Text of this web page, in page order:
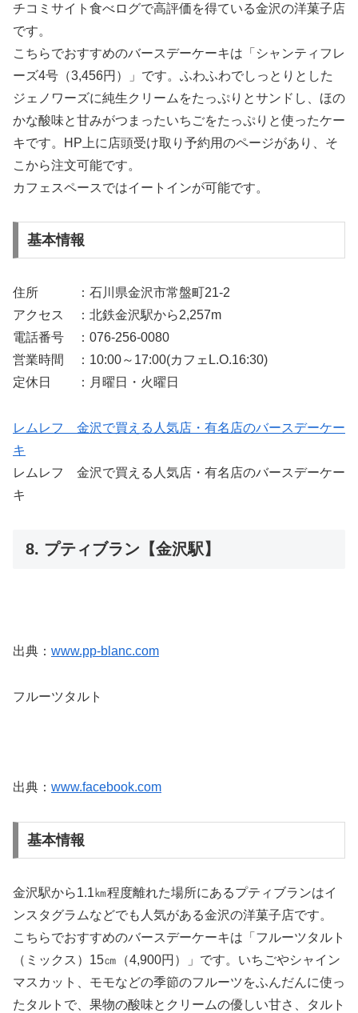
チコミサイト食べログで高評価を得ている金沢の洋菓子店
です。
こちらでおすすめのバースデーケーキは「シャンティフレ
ーズ4号（3,456円）」です。ふわふわでしっとりとした
ジェノワーズに純生クリームをたっぷりとサンドし、ほの
かな酸味と甘みがつまったいちごをたっぷりと使ったケー
キです。HP上に店頭受け取り予約用のページがあり、そ
こから注文可能です。
カフェスペースではイートインが可能です。
基本情報
住所 ：石川県金沢市常盤町21-2
アクセス ：北鉄金沢駅から2,257m
電話番号 ：076-256-0080
営業時間 ：10:00～17:00(カフェL.O.16:30)
定休日 ：月曜日・火曜日
レムレフ 金沢で買える人気店・有名店のバースデーケー
キ
レムレフ 金沢で買える人気店・有名店のバースデーケー
キ
8. プティブラン【金沢駅】
出典： www.pp-blanc.com
フルーツタルト
出典： www.facebook.com
基本情報
金沢駅から1.1㎞程度離れた場所にあるプティブランはイ
ンスタグラムなどでも人気がある金沢の洋菓子店です。
こちらでおすすめのバースデーケーキは「フルーツタルト
（ミックス）15㎝（4,900円）」です。いちごやシャイン
マスカット、モモなどの季節のフルーツをふんだんに使っ
たタルトで、果物の酸味とクリームの優しい甘さ、タルト